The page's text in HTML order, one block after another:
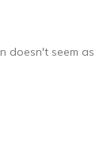
doesn't seem as